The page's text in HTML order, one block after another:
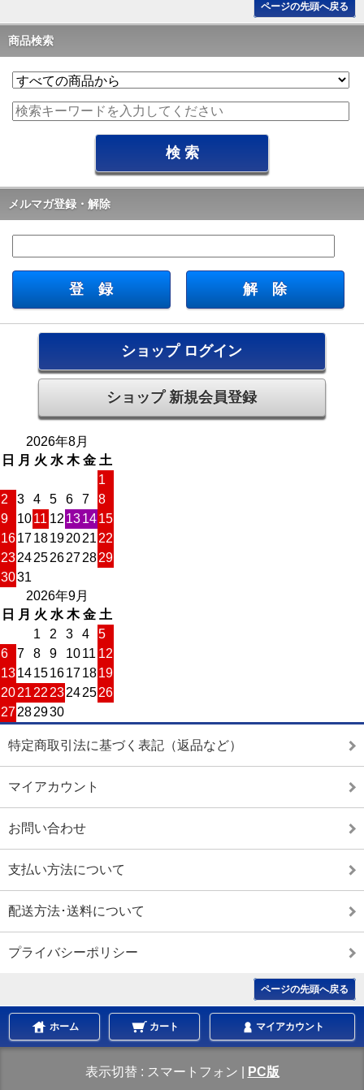
ページの先頭へ戻る
商品検索
メルマガ登録・解除
ショップ ログイン
ショップ 新規会員登録
2026年8月
日
月 火 水 木 金 土
1
2
3 4 5 6 7
8
9
1011 12 131415
161718192021 22
23242526272829
3031
2026年9月
日
月 火 水 木 金 土
1
2 3 4
5
6
7 8 9 1011 12
13141516171819
2021 22 23242526
27282930
特定商取引法に基づく表記（返品など）
マイアカウント
お問い合わせ
支払い方法について
配送方法･送料について
プライバシーポリシー
ページの先頭へ戻る
ホーム カート マイアカウント
表示切替 : スマートフォン PC版